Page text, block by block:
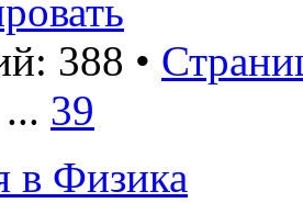
388 •
... 39
в Физика